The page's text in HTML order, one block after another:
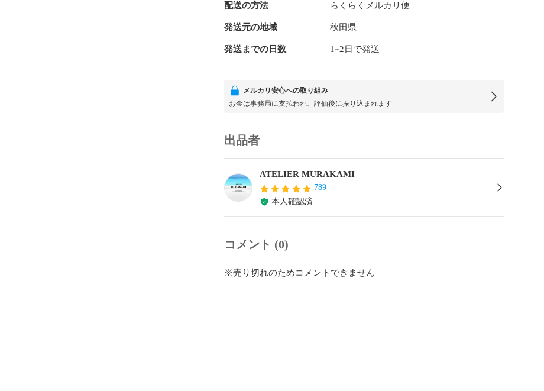
配送の方法 らくらくメルカリ便
発送元の地域 秋田県
発送までの日数 1~2日で発送
メルカリ安心への取り組み
お金は事務局に支払われ、評価後に振り込まれます
出品者
ATELIER MURAKAMI
789
本人確認済
コメント (0)
※売り切れのためコメントできません